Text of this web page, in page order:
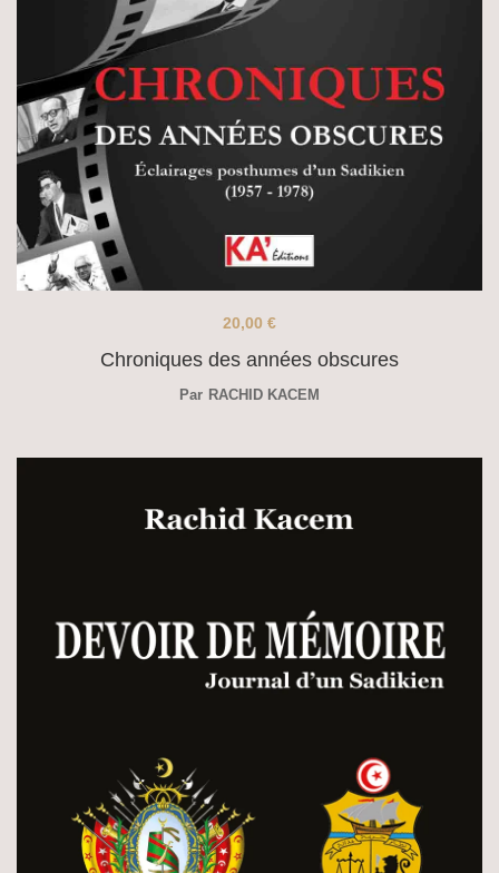
Chroniques des années obscures
20,00 €
Par RACHID KACEM